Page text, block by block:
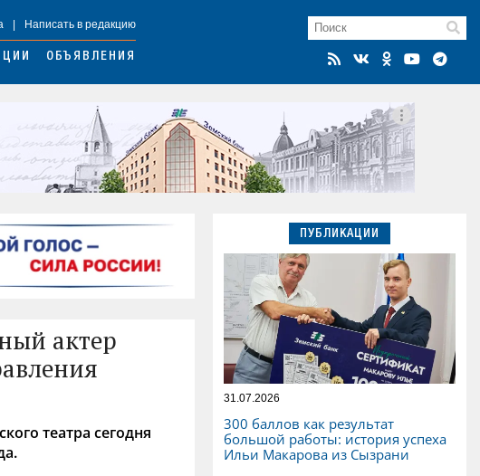
Написать в редакцию
ОБЪЯВЛЕНИЯ
актер
театра сегодня
ПУБЛИКАЦИИ
31.07.2026
300 баллов как результат
большой работы: история успеха
Ильи Макарова из Сызрани